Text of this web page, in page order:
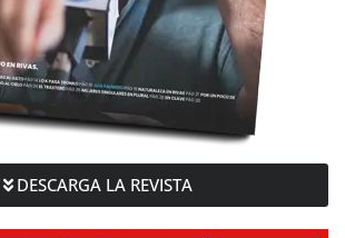
DESCARGA LA REVISTA